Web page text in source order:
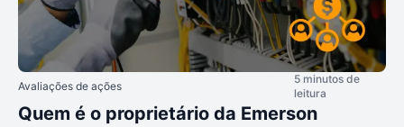
Avaliações de ações
5 minutos de
leitura
Quem é o proprietário da Emerson